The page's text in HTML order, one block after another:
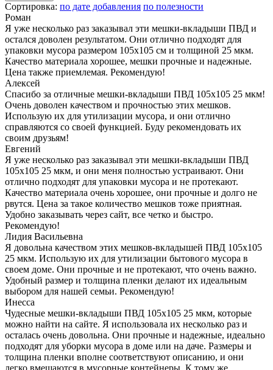
Сортировка: по дате добавления по полезности
Роман
Я уже несколько раз заказывал эти мешки-вкладыши ПВД и
остался доволен результатом. Они отлично подходят для
упаковки мусора размером 105x105 см и толщиной 25 мкм.
Качество материала хорошее, мешки прочные и надежные.
Цена также приемлемая. Рекомендую!
Алексей
Спасибо за отличные мешки-вкладыши ПВД 105x105 25 мкм!
Очень доволен качеством и прочностью этих мешков.
Использую их для утилизации мусора, и они отлично
справляются со своей функцией. Буду рекомендовать их
своим друзьям!
Евгений
Я уже несколько раз заказывал эти мешки-вкладыши ПВД
105x105 25 мкм, и они меня полностью устраивают. Они
отлично подходят для упаковки мусора и не протекают.
Качество материала очень хорошее, они прочные и долго не
рвутся. Цена за такое количество мешков тоже приятная.
Удобно заказывать через сайт, все четко и быстро.
Рекомендую!
Лидия Васильевна
Я довольна качеством этих мешков-вкладышей ПВД 105x105
25 мкм. Использую их для утилизации бытового мусора в
своем доме. Они прочные и не протекают, что очень важно.
Удобный размер и толщина пленки делают их идеальным
выбором для нашей семьи. Рекомендую!
Инесса
Чудесные мешки-вкладыши ПВД 105x105 25 мкм, которые
можно найти на сайте. Я использовала их несколько раз и
осталась очень довольна. Они прочные и надежные, идеально
подходят для уборки мусора в доме или на даче. Размеры и
толщина пленки вполне соответствуют описанию, и они
легко вмещаются в мусорные контейнеры. К тому же,